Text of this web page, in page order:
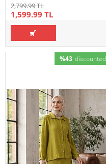
2,799.99 TL
1,599.99 TL
%43 discounted